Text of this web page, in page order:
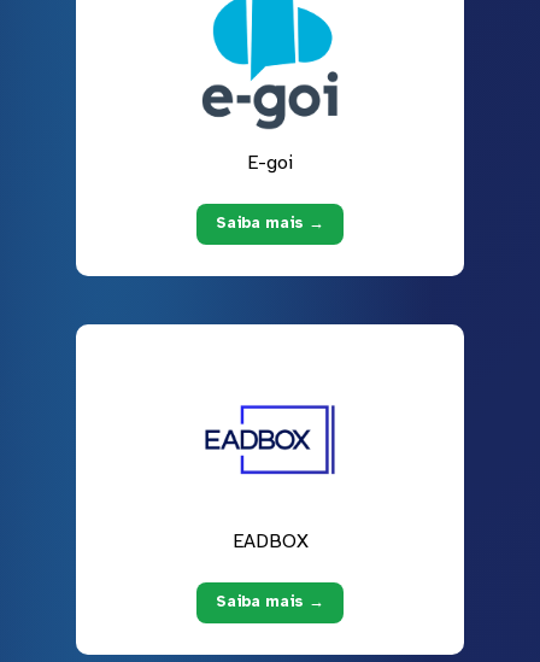
E-goi
Saiba mais →
EADBOX
Saiba mais →